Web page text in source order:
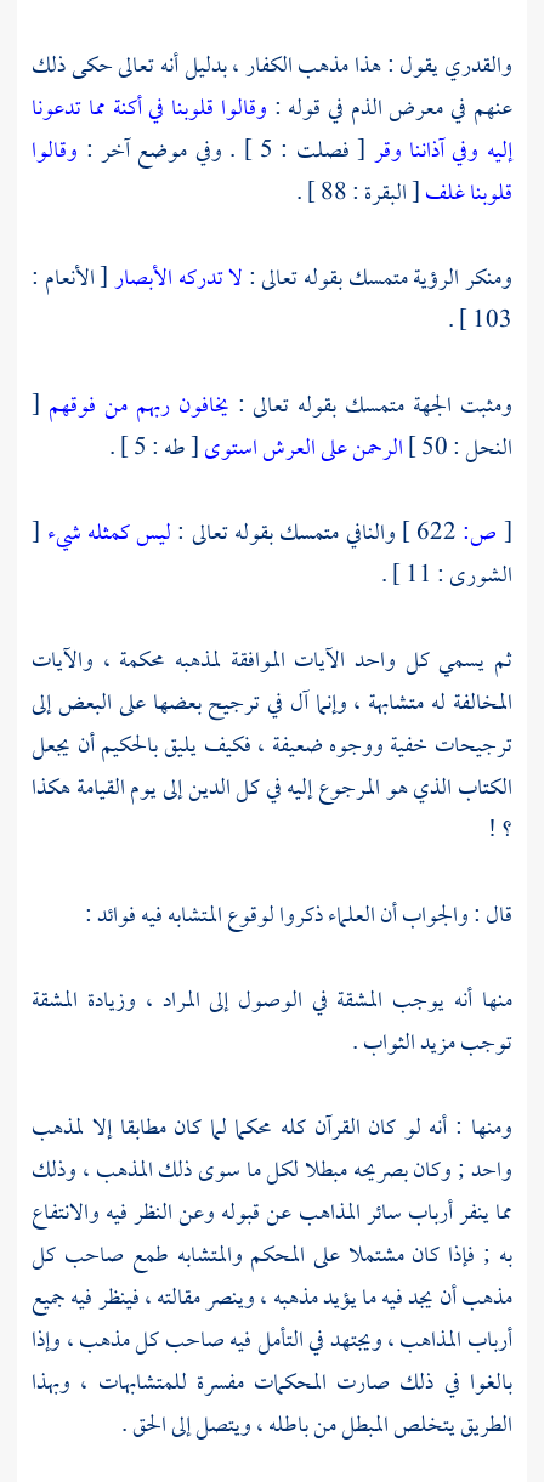
والقدرييقول : هذا مذهب الكفار ، بدليل أنه تعالى حكى ذلك
عنهم في معرض الذم في قوله : وقالوا قلوبنا في أكنة مما تدعونا
إليه وفي آذاننا وقر [ فصلت : 5 ] . وفي موضع آخر :
وقالوا
قلوبنا غلف[ البقرة : 88 ] .
ومنكر الرؤية متمسك بقوله تعالى :لا تدركه الأبصار[ الأنعام :
103 ] .
ومثبت الجهة متمسك بقوله تعالى : يخافون ربهم من فوقهم [
النحل : 50 ]
الرحمن على العرش استوى[ طه : 5 ] .
[ص: والنافي متمسك بقوله تعالى :ليس كمثله شيء [
الشورى : 11 ] .
ثم يسمي كل واحد الآيات الموافقة لمذهبه محكمة ، والآيات
المخالفة له متشابهة ، وإنما آل في ترجيح بعضها على البعض إلى
ترجيحات خفية ووجوه ضعيفة ، فكيف يليق بالحكيم أن يجعل
الكتاب الذي هو المرجوع إليه في كل الدين إلى يوم القيامة هكذا
؟ !
قال : والجواب أن العلماء ذكروا لوقوع المتشابه فيه فوائد :
منها أنه يوجب المشقة في الوصول إلى المراد ، وزيادة المشقة
توجب مزيد الثواب .
ومنها : أنه لو كان القرآن كله محكما لما كان مطابقا إلا لمذهب
واحد ; وكان بصريحه مبطلا لكل ما سوى ذلك المذهب ، وذلك
مما ينفر أرباب سائر المذاهب عن قبوله وعن النظر فيه والانتفاع
به ; فإذا كان مشتملا على المحكم والمتشابه طمع صاحب كل
مذهب أن يجد فيه ما يؤيد مذهبه ، وينصر مقالته ، فينظر فيه جميع
أرباب المذاهب ، ويجتهد في التأمل فيه صاحب كل مذهب ، وإذا
بالغوا في ذلك صارت المحكمات مفسرة للمتشابهات ، وبهذا
الطريق يتخلص المبطل من باطله ، ويتصل إلى الحق .